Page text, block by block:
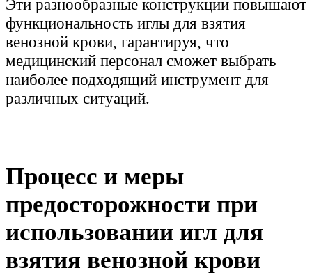
Эти разнообразные конструкции повышают
функциональность иглы для взятия
венозной крови, гарантируя, что
медицинский персонал сможет выбрать
наиболее подходящий инструмент для
различных ситуаций.
Процесс и меры
предосторожности при
использовании игл для
взятия венозной крови